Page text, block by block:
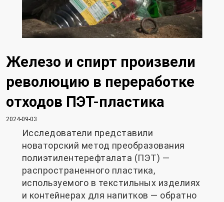
Железо и спирт произвели
революцию в переработке
отходов ПЭТ-пластика
2024-09-03
Исследователи представили
новаторский метод преобразования
полиэтилентерефталата (ПЭТ) —
распространенного пластика,
используемого в текстильных изделиях
и контейнерах для напитков — обратно